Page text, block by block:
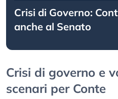
Crisi di Governo:
anche al Senato
Crisi di governo e
scenari per Conte